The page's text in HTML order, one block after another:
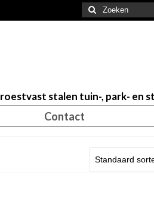
Zoeken
naar:
roestvast stalen tuin-, park- en
Contact